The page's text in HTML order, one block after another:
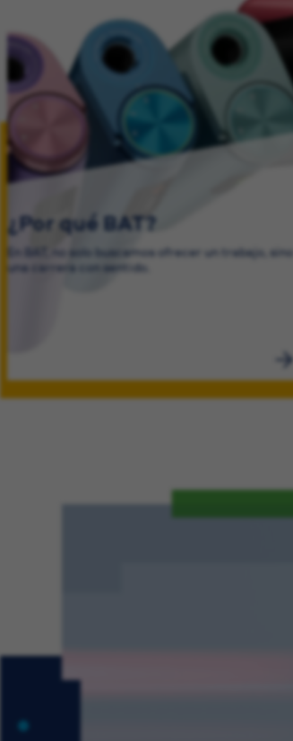
¿Por qué BAT?
En BAT, no solo buscamos ofrecer un trabajo, sino
una carrera con sentido.